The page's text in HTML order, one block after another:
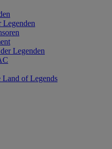
Legenden
Legenden
Land of Legends